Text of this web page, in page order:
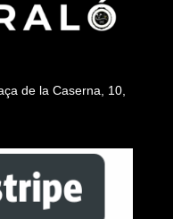
de la Caserna, 10,